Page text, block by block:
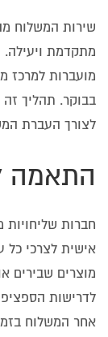
שירות המשלוח
מתקדמת
מועברות למרכז
בבוקר. תהליך
לצורך העברת
התאמה
חברות שליחויות
אישית לצרכי כל
מוצרים שבירים
לדרישות
אחר המשלוח